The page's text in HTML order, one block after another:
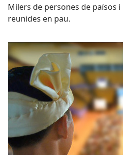
Milers de persones de països
reunides en pau.